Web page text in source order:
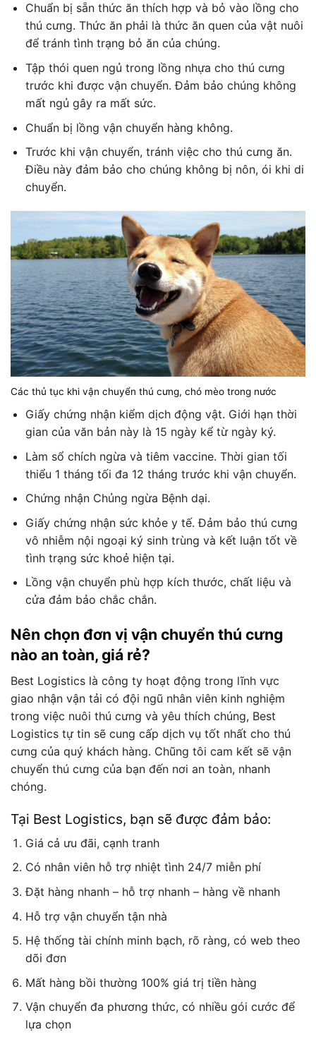
Chuẩn bị sẵn thức ăn thích hợp và bỏ vào lồng cho
thú cưng. Thức ăn phải là thức ăn quen của vật nuôi
để tránh tình trạng bỏ ăn của chúng.
Tập thói quen ngủ trong lồng nhựa cho thú cưng
trước khi được vận chuyển. Đảm bảo chúng không
mất ngủ gây ra mất sức.
Chuẩn bị lồng vận chuyển hàng không.
Trước khi vận chuyển, tránh việc cho thú cưng ăn.
Điều này đảm bảo cho chúng không bị nôn, ói khi di
chuyển.
Các thủ tục khi vận chuyển thú cưng, chó mèo trong nước
Giấy chứng nhận kiểm dịch động vật. Giới hạn thời
gian của văn bản này là 15 ngày kể từ ngày ký.
Làm sổ chích ngừa và tiêm vaccine. Thời gian tối
thiểu 1 tháng tối đa 12 tháng trước khi vận chuyển.
Chứng nhận Chủng ngừa Bệnh dại.
Giấy chứng nhận sức khỏe y tế. Đảm bảo thú cưng
vô nhiễm nội ngoại ký sinh trùng và kết luận tốt về
tình trạng sức khoẻ hiện tại.
Lồng vận chuyển phù hợp kích thước, chất liệu và
cửa đảm bảo chắc chắn.
Nên chọn đơn vị vận chuyển thú cưng
nào an toàn, giá rẻ?
Best Logistics là công ty hoạt động trong lĩnh vực
giao nhận vận tải có đội ngũ nhân viên kinh nghiệm
trong việc nuôi thú cưng và yêu thích chúng, Best
Logistics tự tin sẽ cung cấp dịch vụ tốt nhất cho thú
cưng của quý khách hàng. Chũng tôi cam kết sẽ vận
chuyển thú cưng của bạn đến nơi an toàn, nhanh
chóng.
Tại Best Logistics, bạn sẽ được đảm bảo:
Giá cả ưu đãi, cạnh tranh
Có nhân viên hỗ trợ nhiệt tình 24/7 miễn phí
Đặt hàng nhanh – hỗ trợ nhanh – hàng về nhanh
Hỗ trợ vận chuyển tận nhà
Hệ thống tài chính minh bạch, rõ ràng, có web theo
dõi đơn
Mất hàng bồi thường 100% giá trị tiền hàng
Vận chuyển đa phương thức, có nhiều gói cước để
lựa chọn